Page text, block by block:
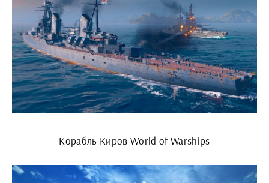
Корабль Киров World of Warships